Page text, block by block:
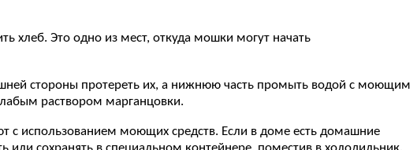
хлеб. Это одно из мест, откуда мошки могут начать
стороны протереть их, а нижнюю часть промыть водой с моющим
раствором марганцовки.
с использованием моющих средств. Если в доме есть домашние